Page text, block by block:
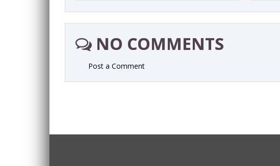
NO COMMENTS
Post a Comment